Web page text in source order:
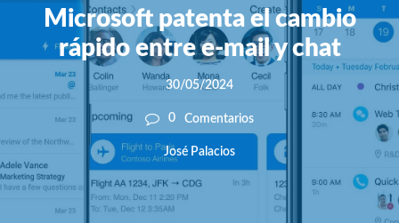
Microsoft patenta el cambio
rápido entre e-mail y chat
30/05/2024
0 Comentarios
José Palacios